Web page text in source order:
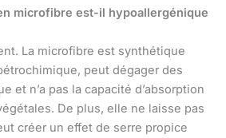
microfibre est-il hypoallergénique
La microfibre est synthétique
peut dégager des
et n’a pas la capacité d’absorption
De plus, elle ne laisse pas
créer un effet de serre propice